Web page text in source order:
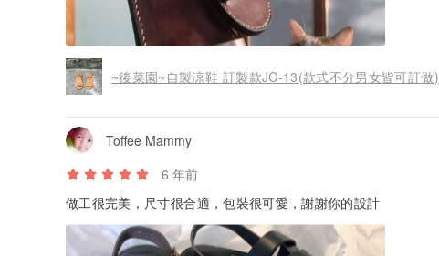
~後菜園~自製涼鞋 訂製款JC-13(款式不分男女皆可訂做)
Toffee Mammy
6 年前
做工很完美，尺寸很合適，包裝很可愛，謝謝你的設計